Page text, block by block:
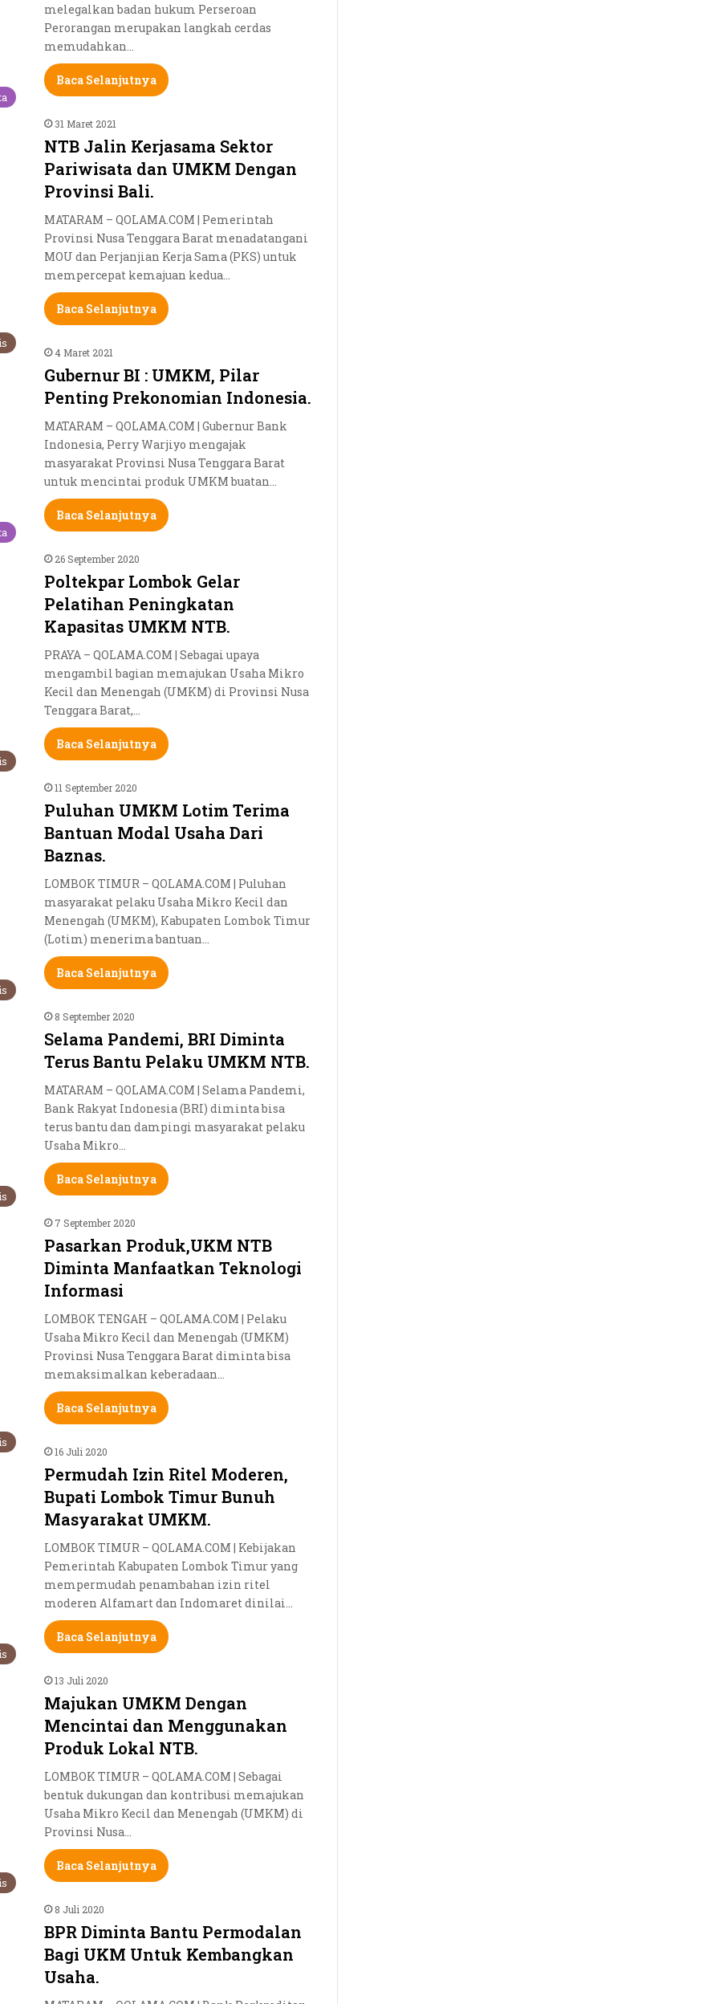
melegalkan badan hukum Perseroan
Perorangan merupakan langkah cerdas
memudahkan…
Baca Selanjutnya
31 Maret 2021
NTB Jalin Kerjasama Sektor
Pariwisata dan UMKM Dengan
Provinsi Bali.
MATARAM – QOLAMA.COM | Pemerintah
Provinsi Nusa Tenggara Barat menadatangani
MOU dan Perjanjian Kerja Sama (PKS) untuk
mempercepat kemajuan kedua…
Baca Selanjutnya
4 Maret 2021
Gubernur BI : UMKM, Pilar
Penting Prekonomian Indonesia.
MATARAM – QOLAMA.COM | Gubernur Bank
Indonesia, Perry Warjiyo mengajak
masyarakat Provinsi Nusa Tenggara Barat
untuk mencintai produk UMKM buatan…
Baca Selanjutnya
26 September 2020
Poltekpar Lombok Gelar
Pelatihan Peningkatan
Kapasitas UMKM NTB.
PRAYA – QOLAMA.COM | Sebagai upaya
mengambil bagian memajukan Usaha Mikro
Kecil dan Menengah (UMKM) di Provinsi Nusa
Tenggara Barat,…
Baca Selanjutnya
11 September 2020
Puluhan UMKM Lotim Terima
Bantuan Modal Usaha Dari
Baznas.
LOMBOK TIMUR – QOLAMA.COM | Puluhan
masyarakat pelaku Usaha Mikro Kecil dan
Menengah (UMKM), Kabupaten Lombok Timur
(Lotim) menerima bantuan…
Baca Selanjutnya
8 September 2020
Selama Pandemi, BRI Diminta
Terus Bantu Pelaku UMKM NTB.
MATARAM – QOLAMA.COM | Selama Pandemi,
Bank Rakyat Indonesia (BRI) diminta bisa
terus bantu dan dampingi masyarakat pelaku
Usaha Mikro…
Baca Selanjutnya
7 September 2020
Pasarkan Produk,UKM NTB
Diminta Manfaatkan Teknologi
Informasi
LOMBOK TENGAH – QOLAMA.COM | Pelaku
Usaha Mikro Kecil dan Menengah (UMKM)
Provinsi Nusa Tenggara Barat diminta bisa
memaksimalkan keberadaan…
Baca Selanjutnya
16 Juli 2020
Permudah Izin Ritel Moderen,
Bupati Lombok Timur Bunuh
Masyarakat UMKM.
LOMBOK TIMUR – QOLAMA.COM | Kebijakan
Pemerintah Kabupaten Lombok Timur yang
mempermudah penambahan izin ritel
moderen Alfamart dan Indomaret dinilai…
Baca Selanjutnya
13 Juli 2020
Majukan UMKM Dengan
Mencintai dan Menggunakan
Produk Lokal NTB.
LOMBOK TIMUR – QOLAMA.COM | Sebagai
bentuk dukungan dan kontribusi memajukan
Usaha Mikro Kecil dan Menengah (UMKM) di
Provinsi Nusa…
Baca Selanjutnya
8 Juli 2020
BPR Diminta Bantu Permodalan
Bagi UKM Untuk Kembangkan
Usaha.